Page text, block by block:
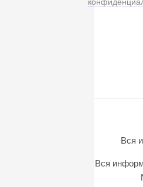
Вся
Вся